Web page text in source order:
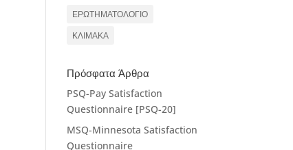
ΕΡΩΤΗΜΑΤΟΛΟΓΙΟ
ΚΛΙΜΑΚΑ
Πρόσφατα Άρθρα
PSQ-Pay Satisfaction
Questionnaire [PSQ-20]
MSQ-Minnesota Satisfaction
Questionnaire